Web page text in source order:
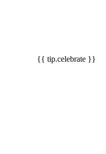
{{ tip.celebrate }}